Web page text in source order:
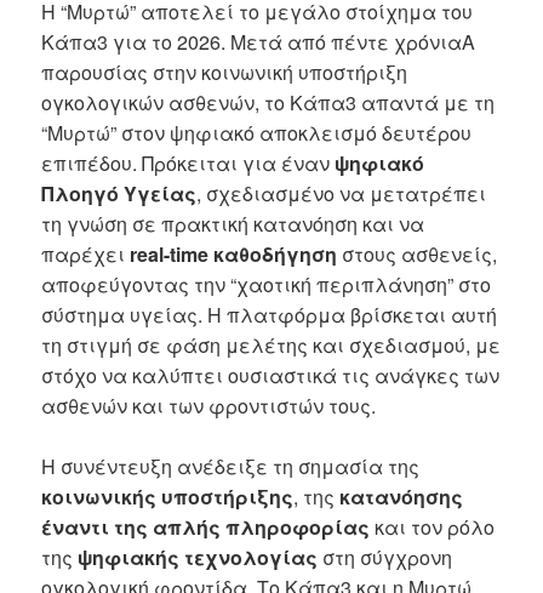
Η “Μυρτώ” αποτελεί το μεγάλο στοίχημα του
Κάπα3 για το 2026. Μετά από πέντε χρόνιαA
παρουσίας στην κοινωνική υποστήριξη
ογκολογικών ασθενών, το Κάπα3 απαντά με τη
“Μυρτώ” στον ψηφιακό αποκλεισμό δευτέρου
επιπέδου. Πρόκειται για έναν ψηφιακό
Πλοηγό Υγείας, σχεδιασμένο να μετατρέπει
τη γνώση σε πρακτική κατανόηση και να
παρέχει real-time καθοδήγηση στους ασθενείς,
αποφεύγοντας την “χαοτική περιπλάνηση” στο
σύστημα υγείας. Η πλατφόρμα βρίσκεται αυτή
τη στιγμή σε φάση μελέτης και σχεδιασμού, με
στόχο να καλύπτει ουσιαστικά τις ανάγκες των
ασθενών και των φροντιστών τους.
Η συνέντευξη ανέδειξε τη σημασία της
κοινωνικής υποστήριξης, της κατανόησης
έναντι της απλής πληροφορίας και τον ρόλο
της ψηφιακής τεχνολογίας στη σύγχρονη